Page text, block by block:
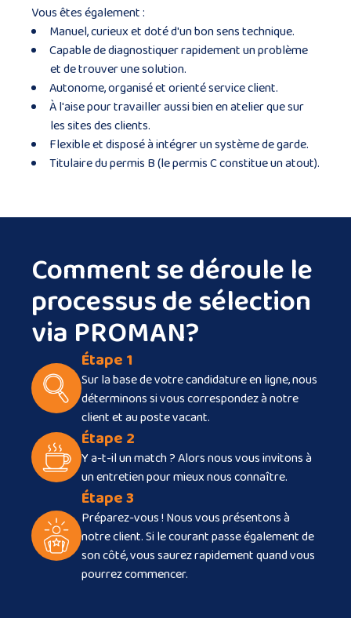
Vous êtes également :
Manuel, curieux et doté d'un bon sens technique.
Capable de diagnostiquer rapidement un problème
et de trouver une solution.
Autonome, organisé et orienté service client.
À l'aise pour travailler aussi bien en atelier que sur
les sites des clients.
Flexible et disposé à intégrer un système de garde.
Titulaire du permis B (le permis C constitue un atout).
Comment se déroule le
processus de sélection
via PROMAN?
Étape 1
Sur la base de votre candidature en ligne, nous
déterminons si vous correspondez à notre
client et au poste vacant.
Étape 2
Y a-t-il un match ? Alors nous vous invitons à
un entretien pour mieux nous connaître.
Étape 3
Préparez-vous ! Nous vous présentons à
notre client. Si le courant passe également de
son côté, vous saurez rapidement quand vous
pourrez commencer.